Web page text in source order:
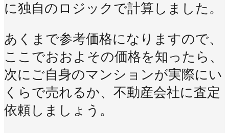
に独自のロジックで計算しました。
あくまで参考価格になりますので、
ここでおおよその価格を知ったら、
次にご自身のマンションが実際にい
くらで売れるか、不動産会社に査定
依頼しましょう。